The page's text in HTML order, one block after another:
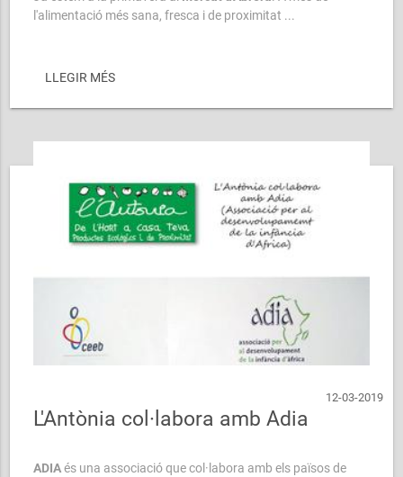
l'alimentació més sana, fresca i de proximitat ...
LLEGIR MÉS
12-03-2019
L'Antònia col·labora amb Adia
ADIAés una associació que col·labora amb els països de